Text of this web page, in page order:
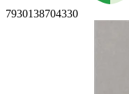
7930138704330